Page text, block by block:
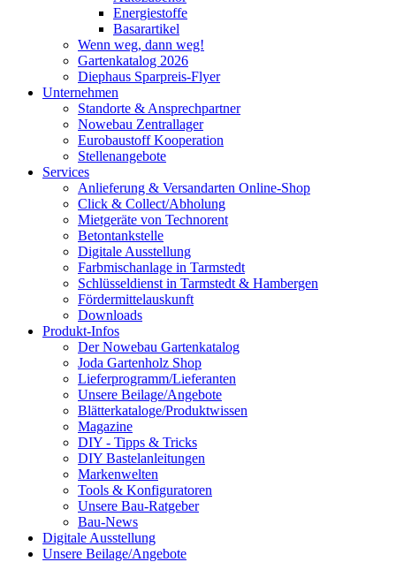
Energiestoffe
Basarartikel
Wenn weg, dann weg!
Gartenkatalog 2026
Diephaus Sparpreis-Flyer
Unternehmen
Standorte & Ansprechpartner
Nowebau Zentrallager
Eurobaustoff Kooperation
Stellenangebote
Services
Anlieferung & Versandarten Online-Shop
Click & Collect/Abholung
Mietgeräte von Technorent
Betontankstelle
Digitale Ausstellung
Farbmischanlage in Tarmstedt
Schlüsseldienst in Tarmstedt & Hambergen
Fördermittelauskunft
Downloads
Produkt-Infos
Der Nowebau Gartenkatalog
Joda Gartenholz Shop
Lieferprogramm/Lieferanten
Unsere Beilage/Angebote
Blätterkataloge/Produktwissen
Magazine
DIY - Tipps & Tricks
DIY Bastelanleitungen
Markenwelten
Tools & Konfiguratoren
Unsere Bau-Ratgeber
Bau-News
Digitale Ausstellung
Unsere Beilage/Angebote